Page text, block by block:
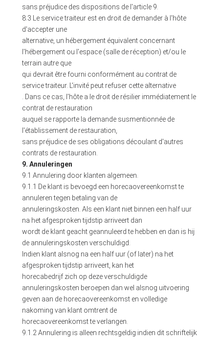
sans préjudice des dispositions de l'article 9.
8.3 Le service traiteur est en droit de demander à l'hôte
d'accepter une
alternative, un hébergement équivalent concernant
l'hébergement ou l'espace (salle de réception) et/ou le
terrain autre que
qui devrait être fourni conformément au contrat de
service traiteur. L'invité peut refuser cette alternative
. Dans ce cas, l'hôte a le droit de résilier immédiatement le
contrat de restauration
auquel se rapporte la demande susmentionnée de
l'établissement de restauration,
sans préjudice de ses obligations découlant d'autres
contrats de restauration.
9. Annuleringen
9.1 Annulering door klanten algemeen.
9.1.1 De klant is bevoegd een horecaovereenkomst te
annuleren tegen betaling van de
annuleringskosten. Als een klant niet binnen een half uur
na het afgesproken tijdstip arriveert dan
wordt de klant geacht geannuleerd te hebben en dan is hij
de annuleringskosten verschuldigd.
Indien klant alsnog na een half uur (of later) na het
afgesproken tijdstip arriveert, kan het
horecabedrijf zich op deze verschuldigde
annuleringskosten beroepen dan wel alsnog uitvoering
geven aan de horecaovereenkomst en volledige
nakoming van klant omtrent de
horecaovereenkomst te verlangen.
9.1.2 Annulering is alleen rechtsgeldig indien dit schriftelijk